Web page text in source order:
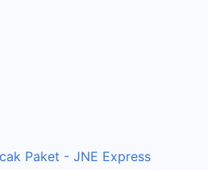
Paket - JNE Express